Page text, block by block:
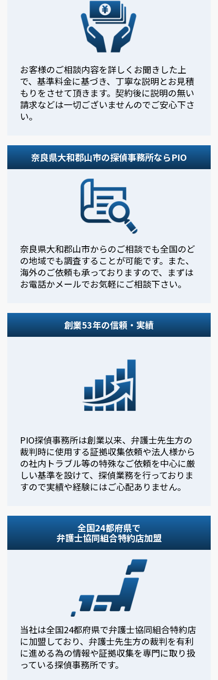
お客様のご相談内容を詳しくお聞きした上
で、基準料金に基づき、丁寧な説明とお見積
もりをさせて頂きます。契約後に説明の無い
請求などは一切ございませんのでご安心下さ
い。
奈良県大和郡山市の探偵事務所ならPIO
奈良県大和郡山市からのご相談でも全国のど
の地域でも調査することが可能です。また、
海外のご依頼も承っておりますので、まずは
お電話かメールでお気軽にご相談下さい。
創業53年の信頼・実績
PIO探偵事務所は創業以来、弁護士先生方の
裁判時に使用する証拠収集依頼や法人様から
の社内トラブル等の特殊なご依頼を中心に厳
しい基準を設けて、探偵業務を行っておりま
すので実績や経験にはご心配ありません。
全国24都府県で
弁護士協同組合特約店加盟
当社は全国24都府県で弁護士協同組合特約店
に加盟しており、弁護士先生方の裁判を有利
に進める為の情報や証拠収集を専門に取り扱
っている探偵事務所です。